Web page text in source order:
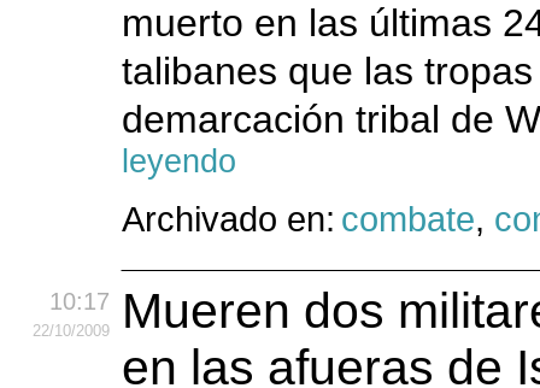
muerto en las últimas
talibanes que las
demarcación tribal de
leyendo
Archivado en: combate,
10:17
22/10/2009
Mueren dos
en las afueras de